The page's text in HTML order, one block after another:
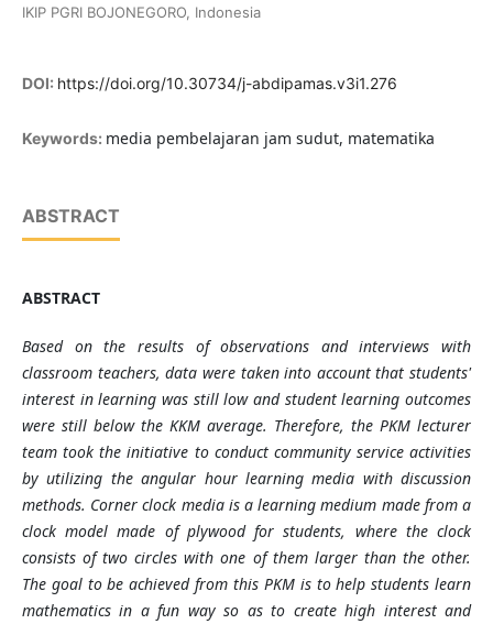
IKIP PGRI BOJONEGORO, Indonesia
DOI: https://doi.org/10.30734/j-abdipamas.v3i1.276
Keywords: media pembelajaran jam sudut, matematika
ABSTRACT
ABSTRACT
Based on the results of observations and interviews with
classroom teachers, data were taken into account that students'
interest in learning was still low and student learning outcomes
were still below the KKM average. Therefore, the PKM lecturer
team took the initiative to conduct community service activities
by utilizing the angular hour learning media with discussion
methods. Corner clock media is a learning medium made from a
clock model made of plywood for students, where the clock
consists of two circles with one of them larger than the other.
The goal to be achieved from this PKM is to help students learn
mathematics in a fun way so as to create high interest and